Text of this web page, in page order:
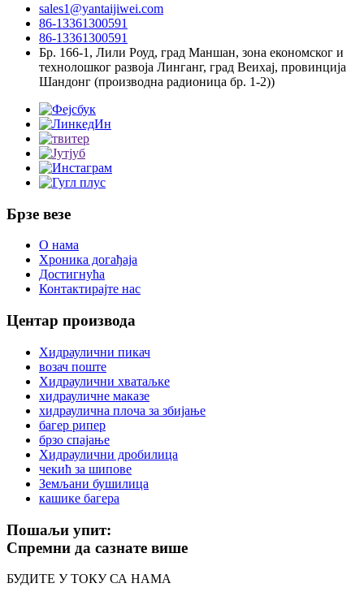
sales1@yantaijiwei.com
86-13361300591
86-13361300591
Бр. 166-1, Лили Роуд, град Маншан, зона економског и
технолошког развоја Линганг, град Веихај, провинција
Шандонг (производна радионица бр. 1-2))
Брзе везе
О нама
Хроника догађаја
Достигнућа
Контактирајте нас
Центар производа
Хидраулични пикач
возач поште
Хидраулични хватаљке
хидрауличне маказе
хидраулична плоча за збијање
багер рипер
брзо спајање
Хидраулични дробилица
чекић за шипове
Земљани бушилица
кашике багера
Пошаљи упит:
Спремни да сазнате више
БУДИТЕ У ТОКУ СА НАМА